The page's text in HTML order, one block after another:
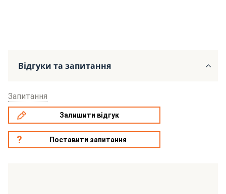
Відгуки та запитання
Запитання
Залишити відгук
Поставити запитання